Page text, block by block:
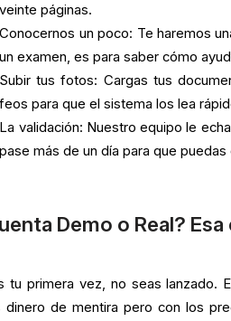
veinte páginas.
Conocernos un poco: Te haremos
un examen, es para saber cómo
Subir tus fotos: Cargas tus
feos para que el sistema los lea
La validación: Nuestro equipo le
pase más de un día para que
Demo o Real?
tu primera vez, no seas lanzado.
dinero de mentira pero con los